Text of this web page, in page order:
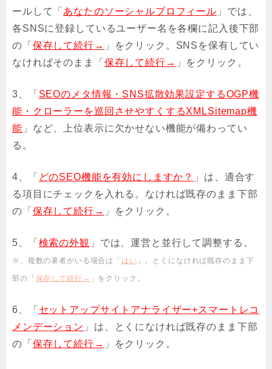
ールして「 あなたのソーシャルプロフィール 」では、
各SNSに登録しているユーザー名を各欄に記入後下部
の「 保存して続行→ 」をクリック。SNSを保有してい
なければそのまま「 保存して続行→ 」をクリック。
3、「 SEOのメタ情報・SNS拡散効果設定するOGP機
能・クローラーを巡回させやすくするXMLSitemap機
能 」など、上位表示に欠かせない機能が備わってい
る。
4、「 どのSEO機能を有効にしますか？
」は、適合す
る項目にチェックを入れる。なければ既存のまま下部
の「 保存して続行→ 」をクリック。
5、「 検索の外観 」では、運営と並行して調整する。
※、複数の著者がいる場合は「 はい 」。とくになければ既存のまま下
部の「 保存して続行→ 」をクリック。
6、「 セットアップサイトアナライザー+スマートレコ
メンデーション 」は、とくになければ既存のまま下部
の「 保存して続行→ 」をクリック。